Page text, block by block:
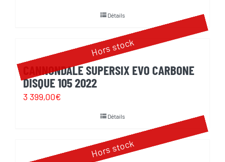
850,00€.
est :
765,00€.
Détails
Hors stock
CANNONDALE SUPERSIX EVO CARBONE
DISQUE 105 2022
3 399,00€
Détails
Hors stock